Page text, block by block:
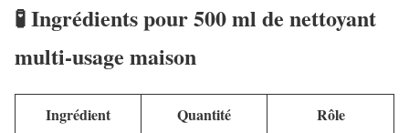
🧪 Ingrédients pour 500 ml de nettoyant
multi-usage maison
Ingrédient Quantité Rôle